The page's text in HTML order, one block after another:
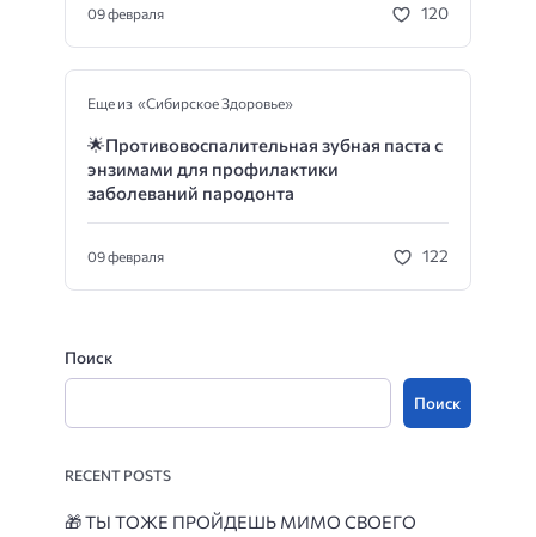
09 февраля 120
Еще из «Сибирское Здоровье»
🌟Противовоспалительная зубная паста с
энзимами для профилактики
заболеваний пародонта
09 февраля 122
Поиск
Поиск
RECENT POSTS
🎁ТЫ ТОЖЕ ПРОЙДЕШЬ МИМО СВОЕГО